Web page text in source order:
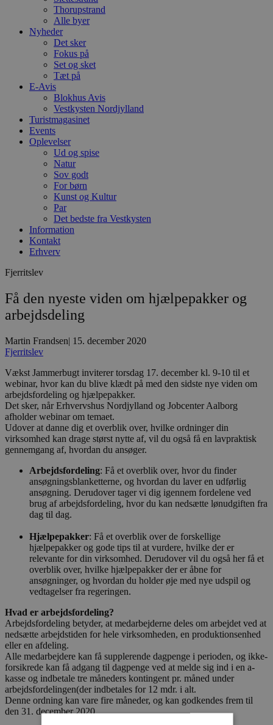
Thorupstrand
Alle byer
Nyheder
Det sker
Fokus på
Set og sket
Tæt på
E-Avis
Blokhus Avis
Vestkysten Nordjylland
Turistmagasinet
Events
Oplevelser
Ud og spise
Natur
Sov godt
For børn
Kunst og Kultur
Par
Det bedste fra Vestkysten
Information
Kontakt
Erhverv
Fjerritslev
Få den nyeste viden om hjælpepakker og
arbejdsdeling
Martin Frandsen| 15. december 2020
Fjerritslev
Vækst Jammerbugt inviterer torsdag 17. december kl. 9-10 til et
webinar, hvor kan du blive klædt på med den sidste nye viden om
arbejdsfordeling og hjælpepakker.
Det sker, når Erhvervshus Nordjylland og Jobcenter Aalborg
afholder webinar om temaet.
Udover at danne dig et overblik over, hvilke ordninger din
virksomhed kan drage størst nytte af, vil du også få en lavpraktisk
gennemgang af, hvordan du ansøger.
Arbejdsfordeling: Få et overblik over, hvor du finder
ansøgningsblanketterne, og hvordan du laver en udførlig
ansøgning. Derudover tager vi dig igennem fordelene ved
brug af arbejdsfordeling, hvor du kan nedsætte lønudgiften fra
dag til dag.
Hjælpepakker: Få et overblik over de forskellige
hjælpepakker og gode tips til at vurdere, hvilke der er
relevante for din virksomhed. Derudover vil du også her få et
overblik over, hvilke hjælpepakker der er åbne for
ansøgninger, og hvordan du holder øje med nye udspil og
vedtagelser fra regeringen.
Hvad er arbejdsfordeling?
Arbejdsfordeling betyder, at medarbejderne deles om arbejdet ved at
nedsætte arbejdstiden for hele virksomheden, en produktionsenhed
eller en afdeling.
Alle medarbejdere kan få supplerende dagpenge i perioden, og ikke-
forsikrede kan få adgang til dagpenge ved at melde sig ind i en a-
kasse og indbetale tre måneders kontingent pr. måned under
arbejdsfordelingen(der indbetales for 12 mdr. i alt.
Denne ordning kan vare fire måneder, og kan godkendes frem til
den 31. december 2020.